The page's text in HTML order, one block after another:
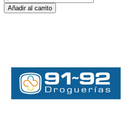
Añadir al carrito